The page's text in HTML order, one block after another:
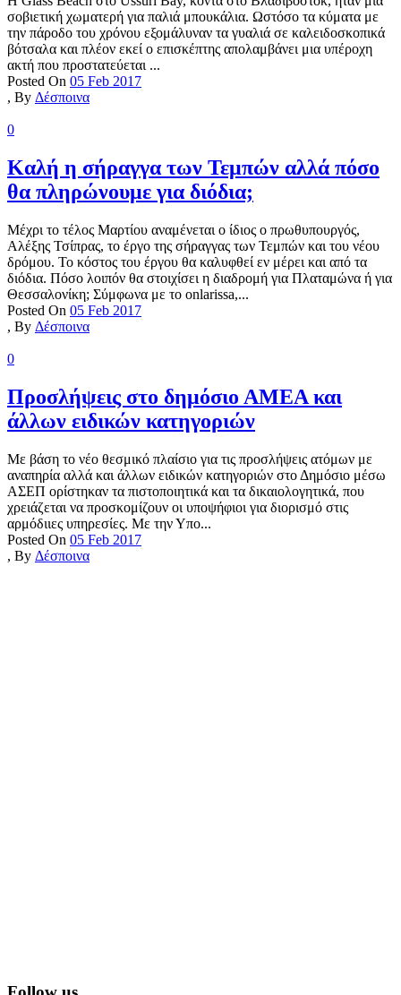
σοβιετική χωματερή για παλιά μπουκάλια. Ωστόσο τα κύματα με
την πάροδο του χρόνου εξομάλυναν τα γυαλιά σε καλειδοσκοπικά
βότσαλα και πλέον εκεί ο επισκέπτης απολαμβάνει μια υπέροχη
ακτή που προστατεύεται ...
Posted On 05 Feb 2017
, By Δέσποινα
0
Καλή η σήραγγα των Τεμπών αλλά πόσο
θα πληρώνουμε για διόδια;
Μέχρι το τέλος Μαρτίου αναμένεται ο ίδιος ο πρωθυπουργός,
Αλέξης Τσίπρας, το έργο της σήραγγας των Τεμπών και του νέου
δρόμου. Το κόστος του έργου θα καλυφθεί εν μέρει και από τα
διόδια. Πόσο λοιπόν θα στοιχίσει η διαδρομή για Πλαταμώνα ή για
Θεσσαλονίκη; Σύμφωνα με το onlarissa,...
Posted On 05 Feb 2017
, By Δέσποινα
0
Προσλήψεις στο δημόσιο ΑΜΕΑ και
άλλων ειδικών κατηγοριών
Με βάση το νέο θεσμικό πλαίσιο για τις προσλήψεις ατόμων με
αναπηρία αλλά και άλλων ειδικών κατηγοριών στο Δημόσιο μέσω
ΑΣΕΠ ορίστηκαν τα πιστοποιητικά και τα δικαιολογητικά, που
χρειάζεται να προσκομίζουν οι υποψήφιοι για διορισμό στις
αρμόδιιες υπηρεσίες. Με την Υπο...
Posted On 05 Feb 2017
, By Δέσποινα